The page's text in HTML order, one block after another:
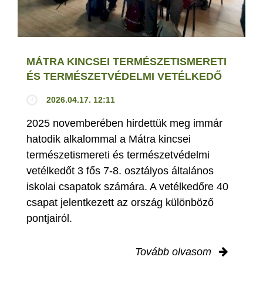
MÁTRA KINCSEI TERMÉSZETISMERETI
ÉS TERMÉSZETVÉDELMI VETÉLKEDŐ
2026.04.17. 12:11
2025 novemberében hirdettük meg immár
hatodik alkalommal a Mátra kincsei
természetismereti és természetvédelmi
vetélkedőt 3 fős 7-8. osztályos általános
iskolai csapatok számára. A vetélkedőre 40
csapat jelentkezett az ország különböző
pontjairól.
Tovább olvasom